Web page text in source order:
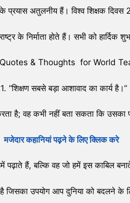
प्रयास अतुलनीय हैं। विश्व शिक्षक दिवस
के निर्माता होते हैं। सभी को हार्दिक
& Thoughts for World
“शिक्षण सबसे बड़ा आशावाद का कार्य है।”
है; वह कभी नहीं बता सकता कि उसका
मजेदार कहानियां पढ़ने के लिए क्लिक करे
पढ़ाते हैं, बल्कि वह जो हमें इस काबिल
है जिसका उपयोग आप दुनिया को बदलने